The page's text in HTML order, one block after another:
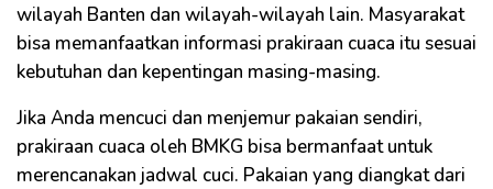
wilayah Banten dan wilayah-wilayah lain. Masyarakat
bisa memanfaatkan informasi prakiraan cuaca itu sesuai
kebutuhan dan kepentingan masing-masing.
Jika Anda mencuci dan menjemur pakaian sendiri,
prakiraan cuaca oleh BMKG bisa bermanfaat untuk
merencanakan jadwal cuci. Pakaian yang diangkat dari